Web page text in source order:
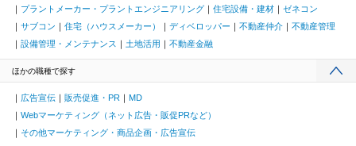
プラントメーカー・プラントエンジニアリング
住宅設備・建材
ゼネコン
サブコン
住宅（ハウスメーカー） ディベロッパー 不動産仲介
不動産管理
設備管理・メンテナンス
土地活用 不動産金融
ほかの職種で探す
広告宣伝 販売促進・PR
MD
Webマーケティング（ネット広告・販促PRなど）
その他マーケティング・商品企画・広告宣伝